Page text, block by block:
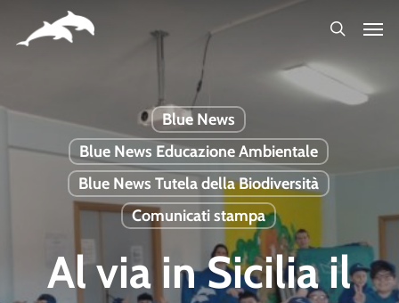
Blue News
Blue News Educazione Ambientale
Blue News Tutela della Biodiversità
Comunicati stampa
Al via in Sicilia il